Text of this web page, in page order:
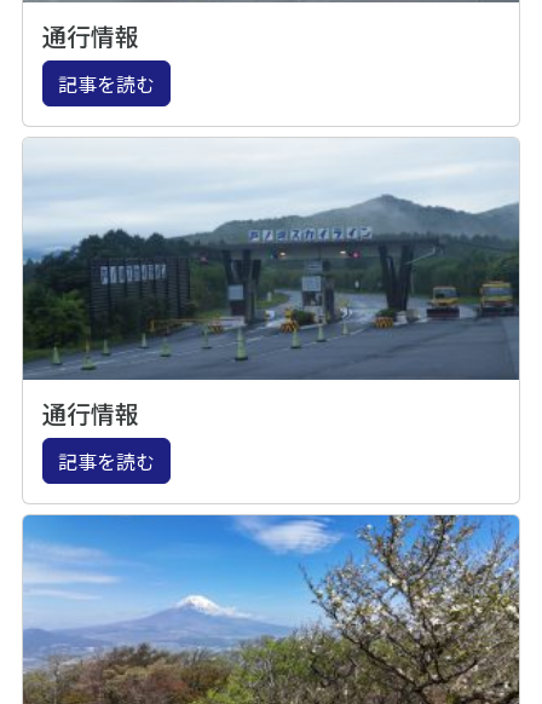
通行情報
記事を読む
通行情報
記事を読む